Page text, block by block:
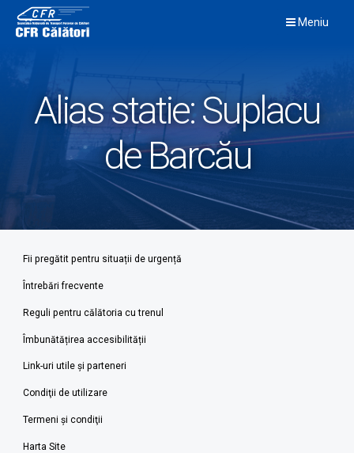
content
Meniu
Alias statie:Suplacu
de Barcău
Fii pregătit pentru situații de urgență
Întrebări frecvente
Reguli pentru călătoria cu trenul
Îmbunătățirea accesibilității
Link-uri utile şi parteneri
Condiţii de utilizare
Termeni şi condiţii
Harta Site